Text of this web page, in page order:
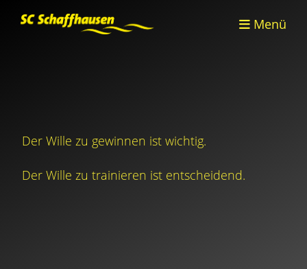
Menü
Der Wille zu gewinnen ist wichtig.
Der Wille zu trainieren ist entscheidend.